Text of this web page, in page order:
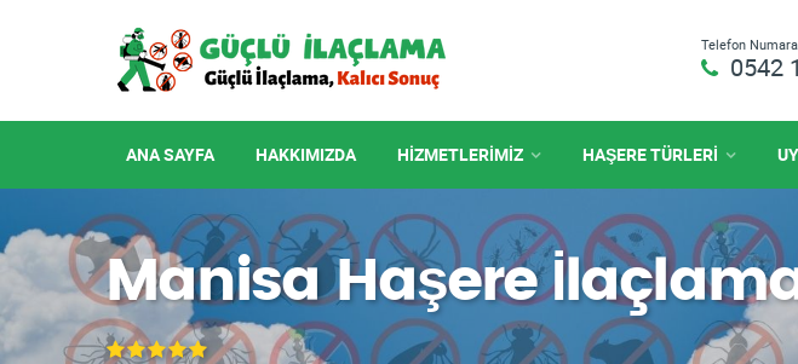
Telefon
0542
ANA SAYFA HAKKIMIZDA HIZMETLERIMIZ HAŞERE TÜRLERİ
Manisa Haşere